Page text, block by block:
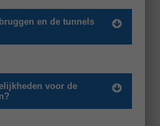
en de tunnels
voor de